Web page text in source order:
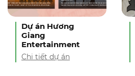
Dự án Hương
Giang
Entertainment
Chi tiết dự án